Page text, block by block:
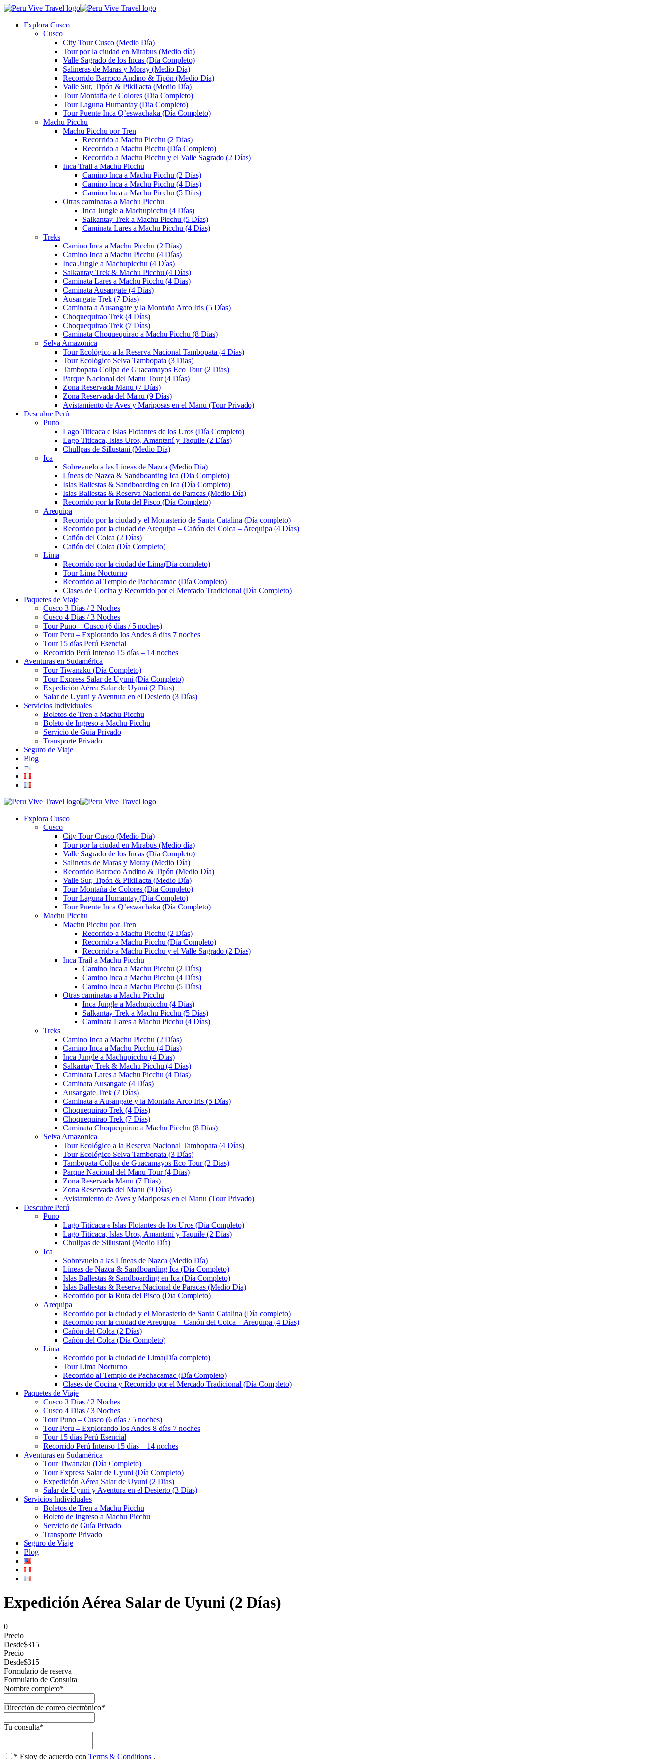
Explora Cusco
Cusco
City Tour Cusco (Medio Día)
Tour por la ciudad en Mirabus (Medio día)
Valle Sagrado de los Incas (Día Completo)
Salineras de Maras y Moray (Medio Día)
Recorrido Barroco Andino & Tipón (Medio Día)
Valle Sur, Tipón & Pikillacta (Medio Día)
Tour Montaña de Colores (Dia Completo)
Tour Laguna Humantay (Dia Completo)
Tour Puente Inca Q’eswachaka (Día Completo)
Machu Picchu
Machu Picchu por Tren
Recorrido a Machu Picchu (2 Días)
Recorrido a Machu Picchu (Día Completo)
Recorrido a Machu Picchu y el Valle Sagrado (2 Días)
Inca Trail a Machu Picchu
Camino Inca a Machu Picchu (2 Días)
Camino Inca a Machu Picchu (4 Días)
Camino Inca a Machu Picchu (5 Días)
Otras caminatas a Machu Picchu
Inca Jungle a Machupicchu (4 Días)
Salkantay Trek a Machu Picchu (5 Días)
Caminata Lares a Machu Picchu (4 Días)
Treks
Camino Inca a Machu Picchu (2 Días)
Camino Inca a Machu Picchu (4 Días)
Inca Jungle a Machupicchu (4 Días)
Salkantay Trek & Machu Picchu (4 Días)
Caminata Lares a Machu Picchu (4 Días)
Caminata Ausangate (4 Días)
Ausangate Trek (7 Días)
Caminata a Ausangate y la Montaña Arco Iris (5 Días)
Choquequirao Trek (4 Días)
Choquequirao Trek (7 Días)
Caminata Choquequirao a Machu Picchu (8 Días)
Selva Amazonica
Tour Ecológico a la Reserva Nacional Tambopata (4 Días)
Tour Ecológico Selva Tambopata (3 Días)
Tambopata Collpa de Guacamayos Eco Tour (2 Días)
Parque Nacional del Manu Tour (4 Días)
Zona Reservada Manu (7 Días)
Zona Reservada del Manu (9 Días)
Avistamiento de Aves y Mariposas en el Manu (Tour Privado)
Descubre Perú
Puno
Lago Titicaca e Islas Flotantes de los Uros (Día Completo)
Lago Titicaca, Islas Uros, Amantaní y Taquile (2 Días)
Chullpas de Sillustani (Medio Día)
Ica
Sobrevuelo a las Líneas de Nazca (Medio Día)
Líneas de Nazca & Sandboarding Ica (Dia Completo)
Islas Ballestas & Sandboarding en Ica (Día Completo)
Islas Ballestas & Reserva Nacional de Paracas (Medio Día)
Recorrido por la Ruta del Pisco (Día Completo)
Arequipa
Recorrido por la ciudad y el Monasterio de Santa Catalina (Día completo)
Recorrido por la ciudad de Arequipa – Cañón del Colca – Arequipa (4 Días)
Cañón del Colca (2 Días)
Cañón del Colca (Día Completo)
Lima
Recorrido por la ciudad de Lima(Día completo)
Tour Lima Nocturno
Recorrido al Templo de Pachacamac (Día Completo)
Clases de Cocina y Recorrido por el Mercado Tradicional (Día Completo)
Paquetes de Viaje
Cusco 3 Días / 2 Noches
Cusco 4 Dias / 3 Noches
Tour Puno – Cusco (6 días / 5 noches)
Tour Peru – Explorando los Andes 8 días 7 noches
Tour 15 días Perú Esencial
Recorrido Perú Intenso 15 días – 14 noches
Aventuras en Sudamérica
Tour Tiwanaku (Día Completo)
Tour Express Salar de Uyuni (Día Completo)
Expedición Aérea Salar de Uyuni (2 Días)
Salar de Uyuni y Aventura en el Desierto (3 Días)
Servicios Individuales
Boletos de Tren a Machu Picchu
Boleto de Ingreso a Machu Picchu
Servicio de Guía Privado
Transporte Privado
Seguro de Viaje
Blog
Explora Cusco
Cusco
City Tour Cusco (Medio Día)
Tour por la ciudad en Mirabus (Medio día)
Valle Sagrado de los Incas (Día Completo)
Salineras de Maras y Moray (Medio Día)
Recorrido Barroco Andino & Tipón (Medio Día)
Valle Sur, Tipón & Pikillacta (Medio Día)
Tour Montaña de Colores (Dia Completo)
Tour Laguna Humantay (Dia Completo)
Tour Puente Inca Q’eswachaka (Día Completo)
Machu Picchu
Machu Picchu por Tren
Recorrido a Machu Picchu (2 Días)
Recorrido a Machu Picchu (Día Completo)
Recorrido a Machu Picchu y el Valle Sagrado (2 Días)
Inca Trail a Machu Picchu
Camino Inca a Machu Picchu (2 Días)
Camino Inca a Machu Picchu (4 Días)
Camino Inca a Machu Picchu (5 Días)
Otras caminatas a Machu Picchu
Inca Jungle a Machupicchu (4 Días)
Salkantay Trek a Machu Picchu (5 Días)
Caminata Lares a Machu Picchu (4 Días)
Treks
Camino Inca a Machu Picchu (2 Días)
Camino Inca a Machu Picchu (4 Días)
Inca Jungle a Machupicchu (4 Días)
Salkantay Trek & Machu Picchu (4 Días)
Caminata Lares a Machu Picchu (4 Días)
Caminata Ausangate (4 Días)
Ausangate Trek (7 Días)
Caminata a Ausangate y la Montaña Arco Iris (5 Días)
Choquequirao Trek (4 Días)
Choquequirao Trek (7 Días)
Caminata Choquequirao a Machu Picchu (8 Días)
Selva Amazonica
Tour Ecológico a la Reserva Nacional Tambopata (4 Días)
Tour Ecológico Selva Tambopata (3 Días)
Tambopata Collpa de Guacamayos Eco Tour (2 Días)
Parque Nacional del Manu Tour (4 Días)
Zona Reservada Manu (7 Días)
Zona Reservada del Manu (9 Días)
Avistamiento de Aves y Mariposas en el Manu (Tour Privado)
Descubre Perú
Puno
Lago Titicaca e Islas Flotantes de los Uros (Día Completo)
Lago Titicaca, Islas Uros, Amantaní y Taquile (2 Días)
Chullpas de Sillustani (Medio Día)
Ica
Sobrevuelo a las Líneas de Nazca (Medio Día)
Líneas de Nazca & Sandboarding Ica (Dia Completo)
Islas Ballestas & Sandboarding en Ica (Día Completo)
Islas Ballestas & Reserva Nacional de Paracas (Medio Día)
Recorrido por la Ruta del Pisco (Día Completo)
Arequipa
Recorrido por la ciudad y el Monasterio de Santa Catalina (Día completo)
Recorrido por la ciudad de Arequipa – Cañón del Colca – Arequipa (4 Días)
Cañón del Colca (2 Días)
Cañón del Colca (Día Completo)
Lima
Recorrido por la ciudad de Lima(Día completo)
Tour Lima Nocturno
Recorrido al Templo de Pachacamac (Día Completo)
Clases de Cocina y Recorrido por el Mercado Tradicional (Día Completo)
Paquetes de Viaje
Cusco 3 Días / 2 Noches
Cusco 4 Dias / 3 Noches
Tour Puno – Cusco (6 días / 5 noches)
Tour Peru – Explorando los Andes 8 días 7 noches
Tour 15 días Perú Esencial
Recorrido Perú Intenso 15 días – 14 noches
Aventuras en Sudamérica
Tour Tiwanaku (Día Completo)
Tour Express Salar de Uyuni (Día Completo)
Expedición Aérea Salar de Uyuni (2 Días)
Salar de Uyuni y Aventura en el Desierto (3 Días)
Servicios Individuales
Boletos de Tren a Machu Picchu
Boleto de Ingreso a Machu Picchu
Servicio de Guía Privado
Transporte Privado
Seguro de Viaje
Blog
Expedición Aérea Salar de Uyuni (2 Días)
0
Precio
Desde$315
Precio
Desde$315
Formulario de reserva
Formulario de Consulta
Nombre completo*
Dirección de correo electrónico*
Tu consulta*
* Estoy de acuerdo con Terms & Conditions .